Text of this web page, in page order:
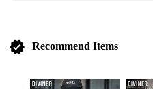
verified Recommend Items